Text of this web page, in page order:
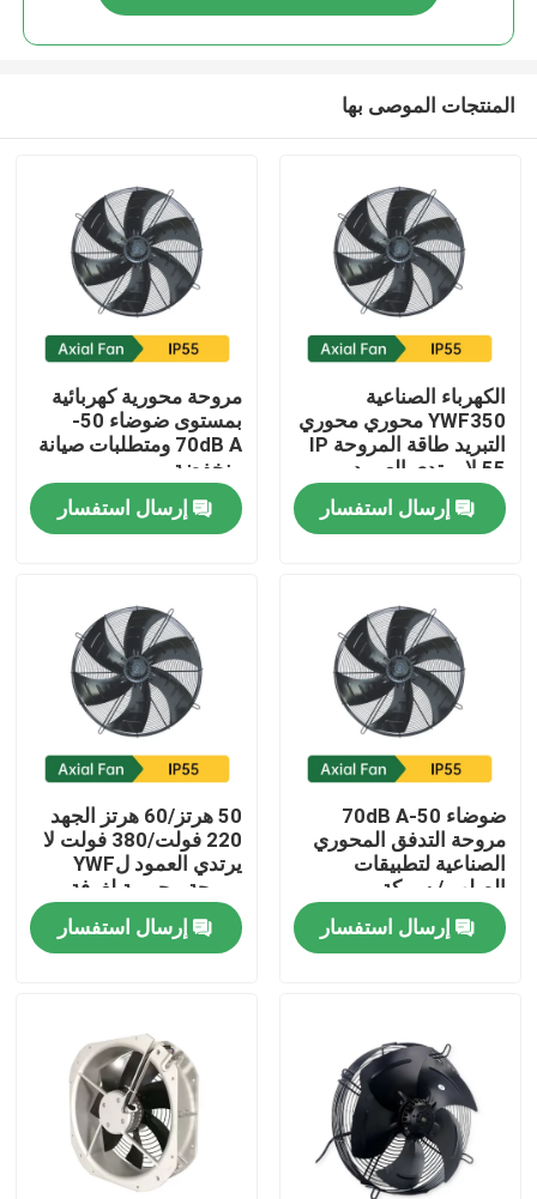
منزل
إتصال
المنتجات
أشرطة فيديو
AC BLDC MOTOR
محرك مروحة التيار المتردد
محرك تحريضي التيار المتردد أحادي الطور
محرك مروحة مكيف الهواء
محرك مضخة المياه الكهربائية
المنتجات الموصى بها
الكهرباء الصناعية
YWF350 محوري محوري
التبريد طاقة المروحة IP
55 لا يرتدي العمود
إرسال استفسار
مروحة محورية كهربائية
بمستوى ضوضاء 50-
70dB A ومتطلبات صيانة
منخفضة
إرسال استفسار
ضوضاء 50-70dB A
مروحة التدفق المحوري
الصناعية لتطبيقات
الصلب / سبيكة
الألومنيوم
إرسال استفسار
50 هرتز/60 هرتز الجهد
220 فولت/380 فولت لا
يرتدي العمود لYWF
مروحة محورية لغرفة
التبريد
إرسال استفسار